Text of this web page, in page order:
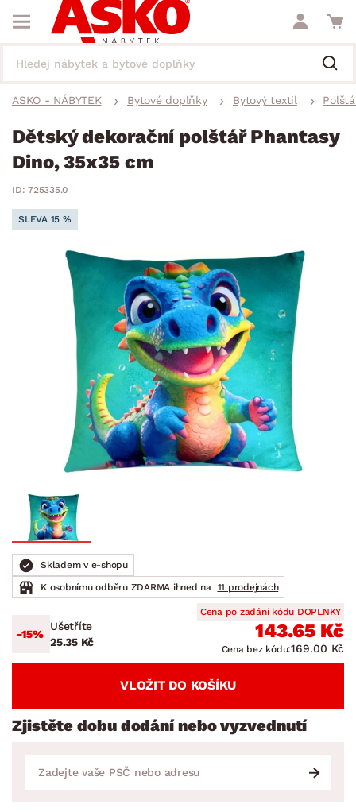
ASKO - NÁBYTEK Bytové doplňky Bytový textil
Dětský dekorační polštář Phantasy
Dino, 35x35 cm
ID: 725335.0
SLEVA 15 %
Skladem v e-shopu
K osobnímu odběru ZDARMA ihned na
11 prodejnách
-15%
Ušetříte
25.35 Kč
Cena po zadání kódu DOPLNKY
143.65 Kč
Cena bez kódu:169.00 Kč
VLOŽIT DO KOŠÍKU
Zjistěte dobu dodání nebo vyzvednutí